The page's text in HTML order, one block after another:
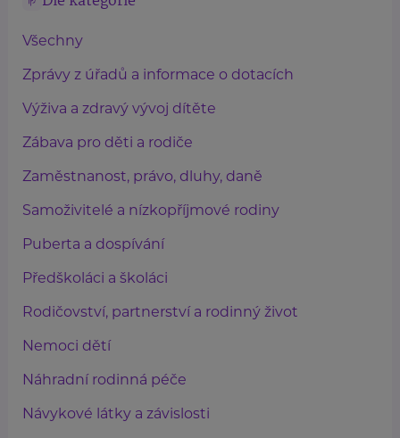
Všechny
Zprávy z úřadů a informace o dotacích
Výživa a zdravý vývoj dítěte
Zábava pro děti a rodiče
Zaměstnanost, právo, dluhy, daně
Samoživitelé a nízkopříjmové rodiny
Puberta a dospívání
Předškoláci a školáci
Rodičovství, partnerství a rodinný život
Nemoci dětí
Náhradní rodinná péče
Návykové látky a závislosti